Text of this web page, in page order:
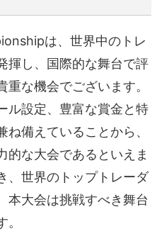
は、世界中のトレ
揮し、国際的な舞台で評
な機会でございます。
ル設定、豊富な賞金と特
備えていることから、
的な大会であるといえま
、世界のトップトレーダ
本大会は挑戦すべき舞台